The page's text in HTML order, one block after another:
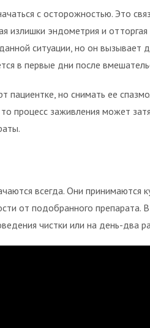
с осторожностью. Это
излишки эндометрия и отторгая
ситуации, но он вызывает
в первые дни после
но снимать ее
процесс заживления может
всегда. Они принимаются
от подобранного препарата.
чистки или на день-два